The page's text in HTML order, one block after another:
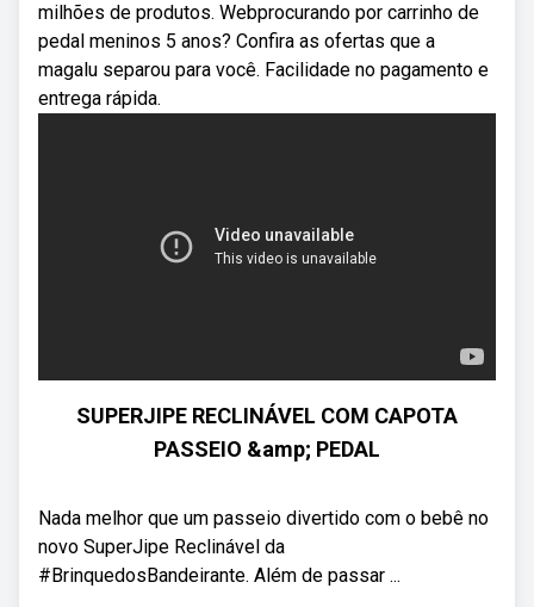
milhões de produtos. Webprocurando por carrinho de
pedal meninos 5 anos? Confira as ofertas que a
magalu separou para você. Facilidade no pagamento e
entrega rápida.
SUPERJIPE RECLINÁVEL COM CAPOTA
PASSEIO &amp; PEDAL
Nada melhor que um passeio divertido com o bebê no
novo SuperJipe Reclinável da
#BrinquedosBandeirante. Além de passar ...